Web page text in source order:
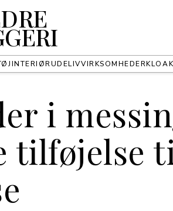
INTERIØRUDELIVVIRKSOMHEDER
i
tilføjelse